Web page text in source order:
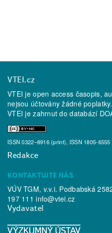
VTEI.cz
VTEI je open access časopis,
nejsou účtovány žádné poplatky.
VTEI je zahrnut do databází
ISSN 0322–8916 (print), ISSN 1805-6555
Redakce
KONTAKTUJTE NÁS
VÚV TGM, v.v.i. Podbabská
197 111info@vtei.cz
Vydavatel